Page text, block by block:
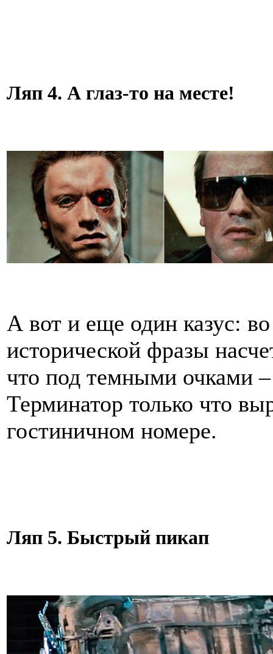
Ляп 4. А глаз-то на месте!
А вот и еще один казус:
исторической фразы
что под темными очками –
Терминатор только что
гостиничном номере.
Ляп 5. Быстрый пикап